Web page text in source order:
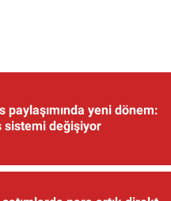
paylaşımında yeni dönem:
sistemi değişiyor